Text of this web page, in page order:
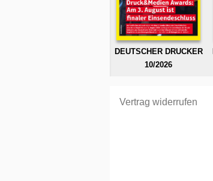
DEUTSCHER DRUCKER
10/2026
Vertrag widerrufen